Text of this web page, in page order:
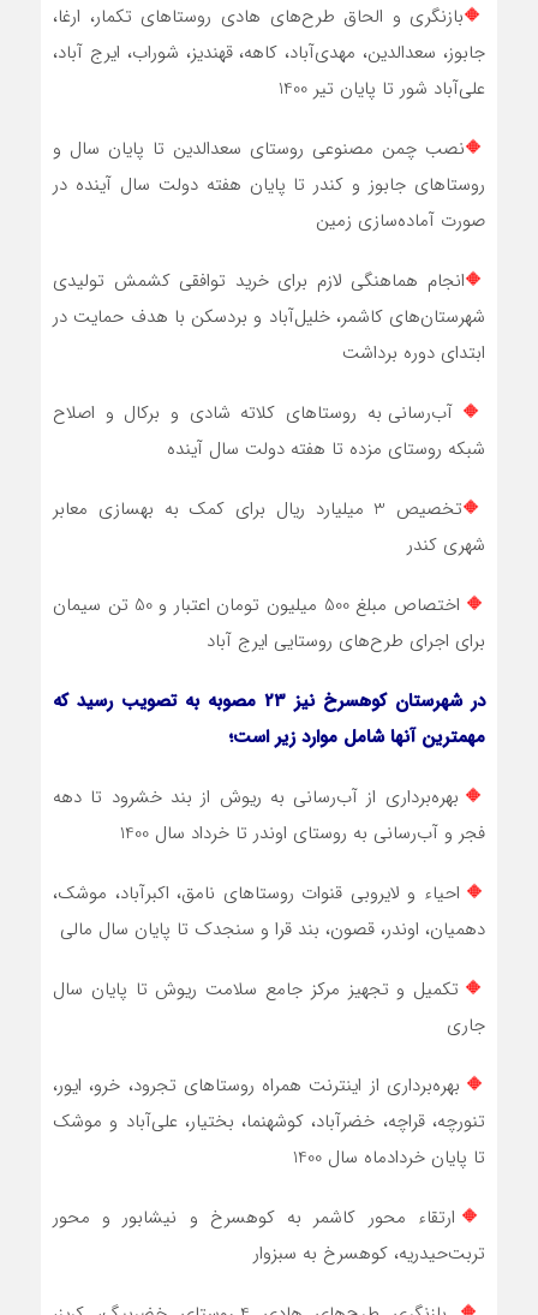
🔶بازنگری و الحاق طرح‌های هادي روستاهای تکمار، ارغا،
جابوز، سعدالدین، مهدی‌آباد، کاهه، قهندیز، شوراب، ایرج آباد،
علی‌آباد شور تا پایان تیر 1400
🔶نصب چمن مصنوعی روستای سعدالدین تا پایان سال و
روستاهای جابوز و کندر تا پایان هفته دولت سال آینده در
صورت آماده‌سازی زمین
🔶انجام هماهنگی لازم برای خرید توافقی کشمش تولیدی
شهرستان‌های کاشمر، خلیل‌آباد و بردسکن با هدف حمایت در
ابتدای دوره برداشت
🔶آب‌رسانی به روستاهای کلاته شادی و برکال و اصلاح
شبکه روستای مزده تا هفته دولت سال آینده
🔶
تخصیص 3 میلیارد ریال برای کمک به بهسازی معابر
شهری کندر
🔶
اختصاص مبلغ 500 میلیون تومان اعتبار و 50 تن سیمان
برای اجرای طرح‌های روستایی ایرج آباد
در شهرستان کوهسرخ نیز 23 مصوبه به تصویب رسید که
مهمترین آنها شامل موارد زیر است؛
🔶 بهره‌برداری از آب‌رسانی به ریوش از بند خشرود تا دهه
فجر و آب‌رسانی به روستای اوندر تا خرداد سال 1400
🔶 احیاء و لایروبی قنوات روستاهای نامق، اکبرآباد، موشک،
دهمیان، اوندر، قصون، بند قرا و سنجدک تا پایان سال مالی
🔶 تکمیل و تجهیز مرکز جامع سلامت ریوش تا پایان سال
جاری
🔶 بهره‌برداری از اینترنت همراه روستاهای تجرود، خرو، ایور،
تنورچه، قراچه، خضرآباد، کوشه‏نما، بختیار، علی‌آباد و موشک
تا پایان خردادماه سال 1400
🔶 ارتقاء محور کاشمر به کوهسرخ و نیشابور و محور
تربت‌حیدریه، کوهسرخ به سبزوار